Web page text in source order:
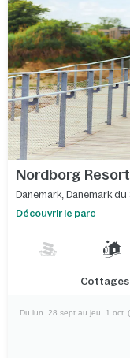
Nordborg Resort
Danemark, Danemark du
Découvrir le parc
Du lun. 28 sept au jeu. 1 oct